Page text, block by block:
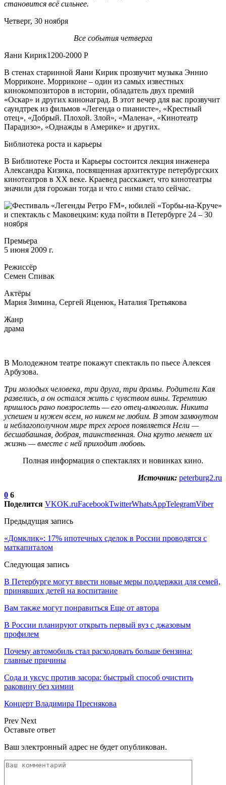
становится всё сильнее.
Четверг, 30 ноября
Все события четверга
Яани Кирик1200-2000 Р
В стенах старинной Яани Кирик прозвучит музыка Эннио
Морриконе. Морриконе – один из самых известных
кинокомпозиторов в истории, обладатель двух премий
«Оскар» и других кинонаград. В этот вечер для вас прозвучит
саундтрек из фильмов «Легенда о пианисте», «Крестный
отец», «Добрый. Плохой. Злой», «Малена», «Кинотеатр
Парадизо», «Однажды в Америке» и других.
Библиотека роста и карьеры
В Библиотеке Роста и Карьеры состоится лекция инженера
Александра Кизика, посвященная архитектуре петербургских
кинотеатров в XX веке. Краевед расскажет, что кинотеатры
значили для горожан тогда и что с ними стало сейчас.
Премьера
5 июня 2009 г.
Режиссёр
Семен Спивак
Актёры
Мария Зимина, Сергей Яценюк, Наталия Третьякова
Жанр
драма
В Молодежном театре покажут спектакль по пьесе Алексея
Арбузова.
Три молодых человека, три друга, три драмы. Родители Кая
развелись, а он остался жить с чувством вины. Терентию
пришлось рано повзрослеть — его отец-алкоголик. Никита
успешен и нужен всем, но никем не любим. В этом замкнутом
и неблагополучном мире трех героев появляется Нели —
бесшабашная, добрая, таинственная. Она круто меняет их
жизнь — вместе с ней приходит любовь.
Полная информация о спектаклях и новинках кино.
Источник: peterburg2.ru
0 6
Поделится VKOK.ruFacebookTwitterWhatsAppTelegramViber
Предыдущая запись
«Домклик»: 17% ипотечных сделок в России проводятся с
маткапиталом
Следующая запись
В Петербурге могут ввести новые меры поддержки для семей,
принявших детей на воспитание
Вам также могут понравиться Еще от автора
В России планируют открыть первый вуз с джазовым
профилем
Почему автомобиль стал расходовать больше бензина:
главные причины
Сода и уксус против засора: быстрый способ очистить
раковину без химии
Концерт Владимира Преснякова
Prev Next
Оставьте ответ
Ваш электронный адрес не будет опубликован.